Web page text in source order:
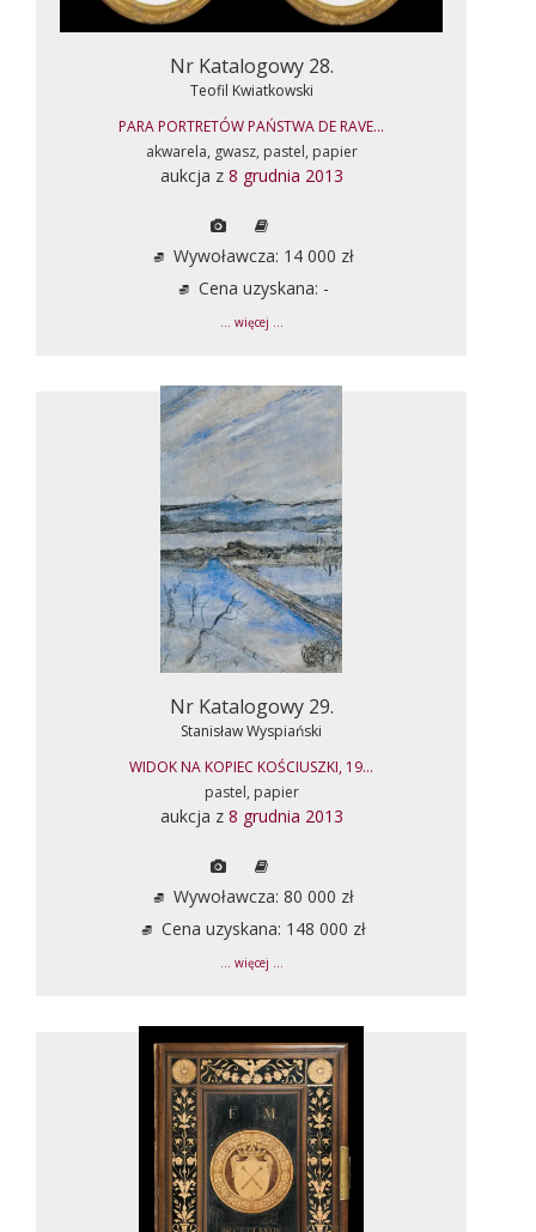
Nr Katalogowy 28.
Teofil Kwiatkowski
PARA PORTRETÓW PAŃSTWA DE RAVE...
akwarela, gwasz, pastel, papier
aukcja z 8 grudnia 2013
Wywoławcza: 14 000 zł
Cena uzyskana: -
... więcej ...
Nr Katalogowy 29.
Stanisław Wyspiański
WIDOK NA KOPIEC KOŚCIUSZKI, 19...
pastel, papier
aukcja z 8 grudnia 2013
Wywoławcza: 80 000 zł
Cena uzyskana: 148 000 zł
... więcej ...